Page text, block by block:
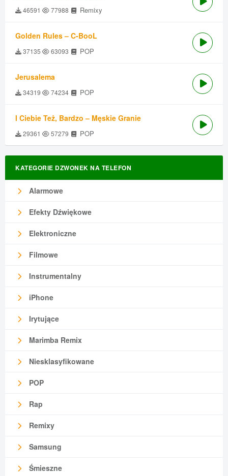
46591 77988 Remixy
Golden Rules – C-BooL
37135 63093 POP
Jerusalema
34319 74234 POP
I Ciebie Też, Bardzo – Męskie Granie
29361 57279 POP
KATEGORIE DZWONEK NA TELEFON
Alarmowe
Efekty Dźwiękowe
Elektroniczne
Filmowe
Instrumentalny
iPhone
Irytujące
Marimba Remix
Niesklasyfikowane
POP
Rap
Remixy
Samsung
Śmieszne